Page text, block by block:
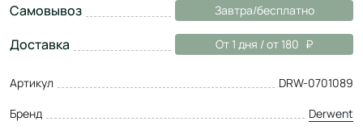
Самовывоз Завтра/бесплатно
Доставка От 1 дня / от 180
Артикул
DRW-0701089
Бренд
Derwent